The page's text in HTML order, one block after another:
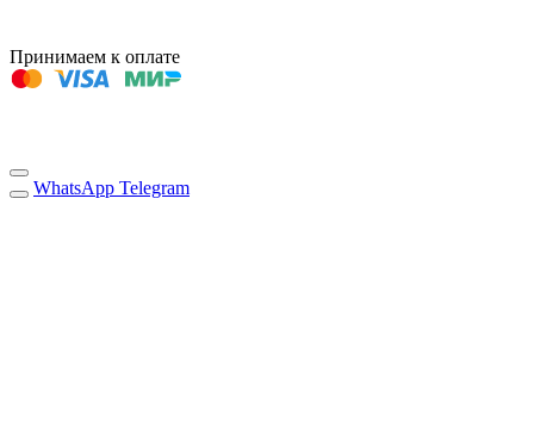
Принимаем к оплате
WhatsApp Telegram